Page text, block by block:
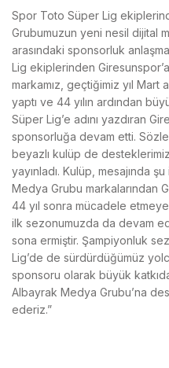
Spor Toto Süper Lig
Grubumuzun yeni nesil dijital
arasındaki sponsorluk
Lig ekiplerinden
markamız, geçtiğimiz yıl Mart
yaptı ve 44 yılın ardından
Süper Lig’e adını yazdıran
sponsorluğa devam etti.
beyazlı kulüp de
yayınladı. Kulüp, mesajında
Medya Grubu markalarından
44 yıl sonra mücadele etmeye
ilk sezonumuzda da devam
sona ermiştir. Şampiyonluk
Lig’de de sürdürdüğümüz
sponsoru olarak büyük
Albayrak Medya Grubu’na
ederiz.”